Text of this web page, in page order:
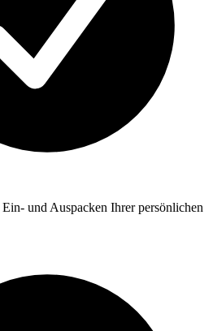
und Auspacken Ihrer persönlichen